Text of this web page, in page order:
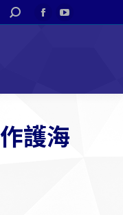
搜
索
Facebook
new
YouTube
new
護海